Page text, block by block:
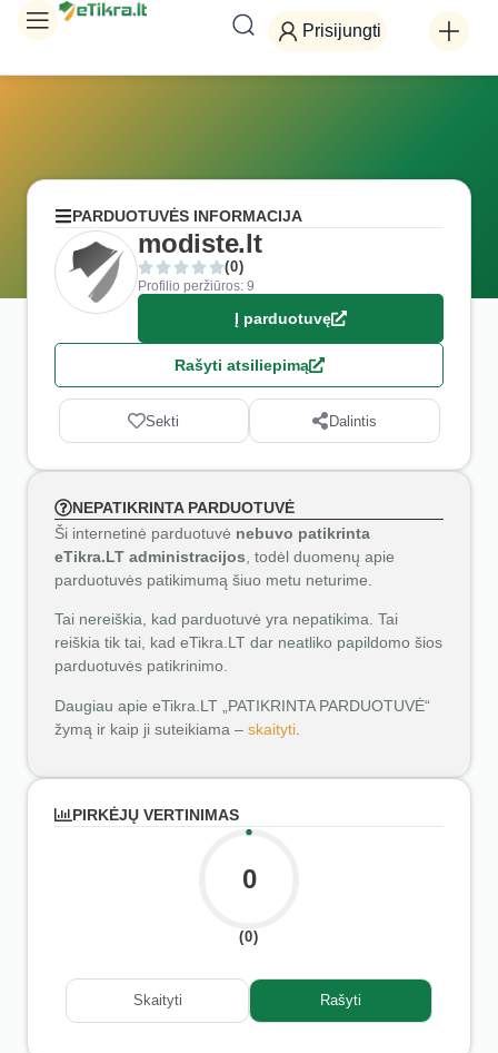
Prisijungti
PARDUOTUVĖS INFORMACIJA
modiste.lt
(0)
Profilio peržiūros: 9
Į parduotuvę
Rašyti atsiliepimą
Sekti Dalintis
NEPATIKRINTA PARDUOTUVĖ
Ši internetinė parduotuvė nebuvo patikrinta
eTikra.LT administracijos , todėl duomenų apie
parduotuvės patikimumą šiuo metu neturime.
Tai nereiškia, kad parduotuvė yra nepatikima. Tai
reiškia tik tai, kad eTikra.LT dar neatliko papildomo šios
parduotuvės patikrinimo.
Daugiau apie eTikra.LT „PATIKRINTA PARDUOTUVĖ“
žymą ir kaip ji suteikiama – skaityti
PIRKĖJŲ VERTINIMAS
0
(0)
Skaityti Rašyti